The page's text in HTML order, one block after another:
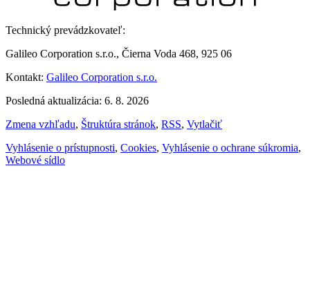
Technický prevádzkovateľ:
Galileo Corporation s.r.o., Čierna Voda 468, 925 06
Kontakt: Galileo Corporation s.r.o.
Posledná aktualizácia: 6. 8. 2026
Zmena vzhľadu, Štruktúra stránok, RSS, Vytlačiť
Vyhlásenie o prístupnosti, Cookies, Vyhlásenie o ochrane súkromia,
Webové sídlo